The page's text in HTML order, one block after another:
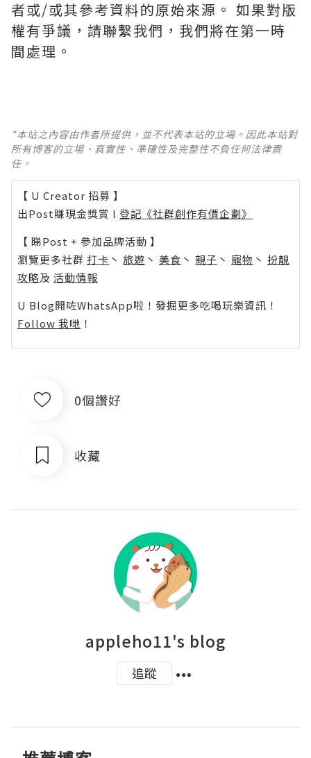
者或/或其參考資料的原始來源。 如果對版
權有爭議，請聯繫我們，我們將在第一時
間處理。
*本站之內容由作者所提供，並不代表本站的立場。因此本站對
所有博客的立場、真實性、準確性及完整性不負任何法律責
任。
【 U Creator 招募 】
出Post賺現金獎賞 l 登記《社群創作有價企劃》
【 睇Post + 參加品牌活動 】
瀏覽更多社群 打卡 丶 旅遊 丶 美食 丶 親子 丶 寵物 丶 扮靚
攻略及 活動情報
U Blog開咗WhatsApp啦！發掘更多吃喝玩樂資訊！
Follow 我哋 ！
0個讚好
收藏
appleho11's blog
追蹤